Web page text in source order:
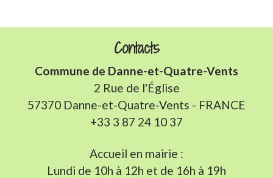
Contacts
Commune de Danne-et-Quatre-Vents
2 Rue de l'Église
57370 Danne-et-Quatre-Vents - FRANCE
+33 3 87 24 10 37
Accueil en mairie :
Lundi de 10h à 12h et de 16h à 19h